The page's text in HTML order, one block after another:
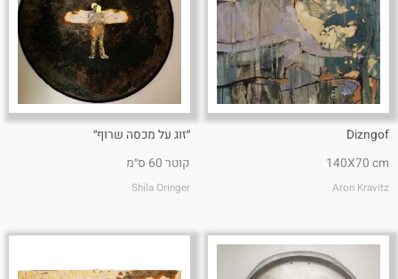
Dizngof
140X70 cm
Aron Kravitz
״זוג על מכסה שרוף״
קוטר 60 ס״מ
Shila Oringer